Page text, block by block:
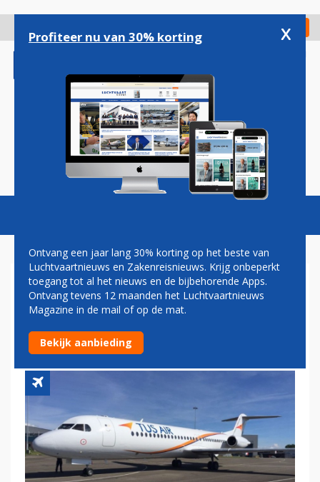
gaan
Check in
Magazine Podcasts Vacatures
FOKKER 100'S VOOR
CYPRIOTISCHE
MAATSCHAPPIJ
Profiteer nu van 30% korting x
Ontvang een jaar lang 30% korting op het beste van
Luchtvaartnieuws en Zakenreisnieuws. Krijg onbeperkt
toegang tot al het nieuws en de bijbehorende Apps.
Ontvang tevens 12 maanden het Luchtvaartnieuws
Magazine in de mail of op de mat.
Bekijk aanbieding